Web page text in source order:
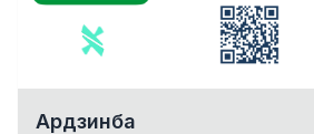
Ардзинба